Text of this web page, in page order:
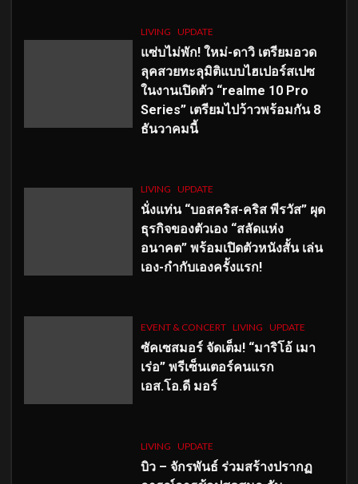
LIVING UPDATE
แซ่บไม่พัก! ใหม่-ดาวิ เตรียมอวด
ลุคสวยทะลุมิติแบบไฮเปอร์สเปซ
ในงานเปิดตัว “realme 10 Pro
Series” เตรียมไปว้าวพร้อมกัน 8
ธันวาคมนี้
LIVING UPDATE
นั่งแท่น “บอสคริส-คริส พีรวัส” ผุด
ธุรกิจของตัวเอง “สลัดแห่ง
อนาคต” พร้อมเปิดตัวหนังสั้น เล่น
เอง-กำกับเองครั้งแรก!
EVENT & CONCERT LIVING UPDATE
ซัคเซสมอร์ จัดเต็ม! “มาริโอ้ เมา
เร่อ” พรีเซ็นเตอร์คนแรก
เอส.โอ.ดี มอร์
LIVING UPDATE
บิว – จักรพันธ์ ร่วมสร้างปรากฏ